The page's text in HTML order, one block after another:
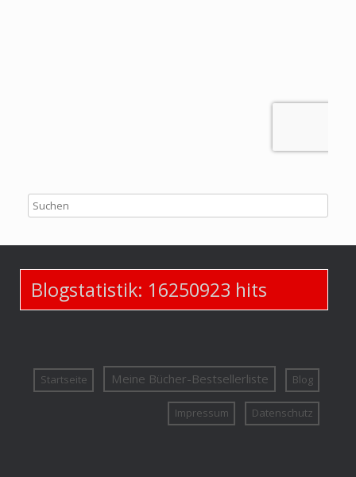
Blogstatistik: 16250923 hits
Startseite Meine Bücher-Bestsellerliste Blog
Impressum Datenschutz